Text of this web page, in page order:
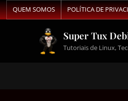
QUEM SOMOS POLÍTICA DE
Super Tux
Tutoriais de Linux,